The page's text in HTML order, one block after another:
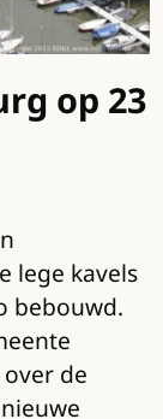
op 23
lege kavels
bebouwd.
de